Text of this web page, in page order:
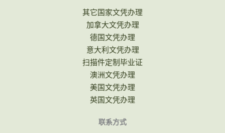
其它国家文凭办理
加拿大文凭办理
德国文凭办理
意大利文凭办理
扫描件定制毕业证
澳洲文凭办理
美国文凭办理
英国文凭办理
联系方式